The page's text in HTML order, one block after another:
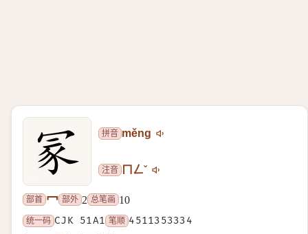
拼音 měng
注音 ㄇㄥˇ
部首 冖 部外 2 总笔画 10
统一码 CJK 51A1 笔顺 4511353334